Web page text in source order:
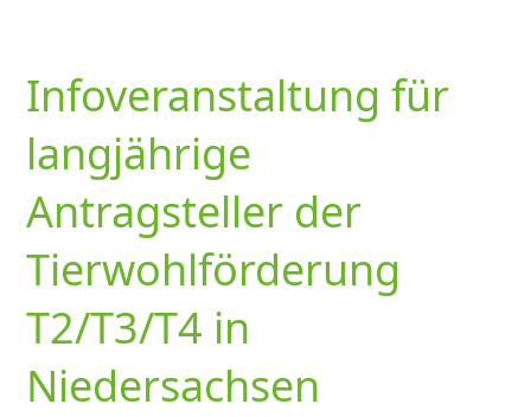
Infoveranstaltung für
langjährige
Antragsteller der
Tierwohlförderung
T2/T3/T4 in
Niedersachsen